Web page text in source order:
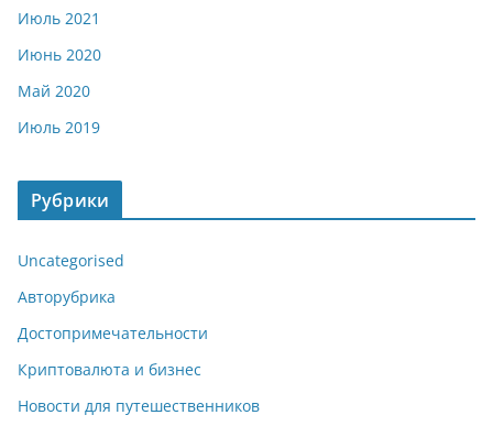
Июль 2021
Июнь 2020
Май 2020
Июль 2019
Рубрики
Uncategorised
Авторубрика
Достопримечательности
Криптовалюта и бизнес
Новости для путешественников